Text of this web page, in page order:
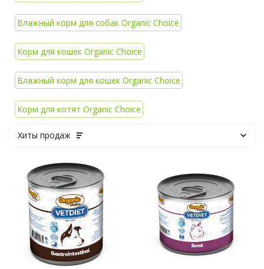
Влажный корм для собак Organic Choice
Корм для кошек Organic Choice
Влажный корм для кошек Organic Choice
Корм для котят Organic Choice
Хиты продаж